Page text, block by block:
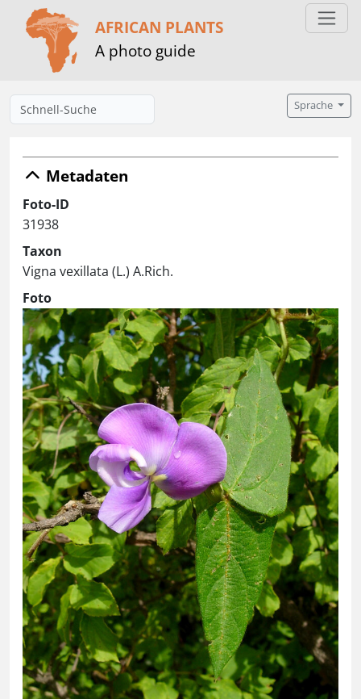
AFRICAN PLANTS
A photo guide
Sprache
Metadaten
Foto-ID
31938
Taxon
Vigna vexillata (L.) A.Rich.
Foto